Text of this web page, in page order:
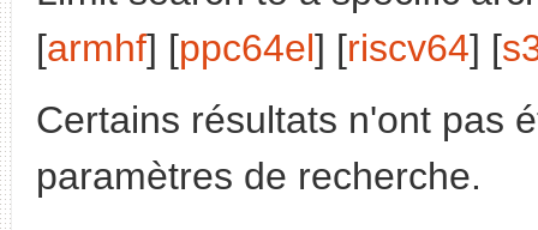
[armhf] [ppc64el] [riscv64] [
Certains résultats n'ont pas
paramètres de recherche.